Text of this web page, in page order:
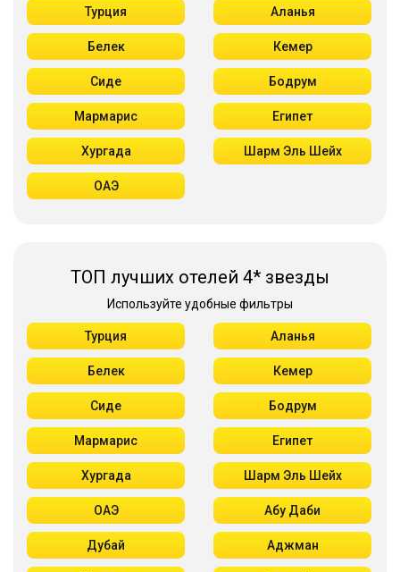
Турция Аланья
Белек Кемер
Сиде Бодрум
Мармарис Египет
Хургада Шарм Эль Шейх
ОАЭ
ТОП лучших отелей 4* звезды
Используйте удобные фильтры
Турция Аланья
Белек Кемер
Сиде Бодрум
Мармарис Египет
Хургада Шарм Эль Шейх
ОАЭ Абу Даби
Дубай Аджман